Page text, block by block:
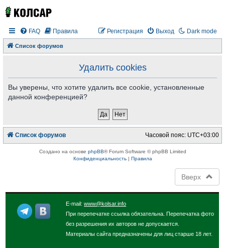
Dark mode
FAQ Правила Выход
Регистрация
Список форумов
Удалить cookies
Вы уверены, что хотите удалить все cookie, установленные
данной конференцией?
Список форумов Часовой пояс: UTC+03:00
Создано на основе phpBB® Forum Software © phpBB Limited
Конфиденциальность| Правила
Вверх
E-mail:www@kolsar.info
При перепечатке ссылка обязательна. Перепечатка фото
без разрешения их авторов не допускается.
Материалы сайта предназначены для лиц старше 18 лет.